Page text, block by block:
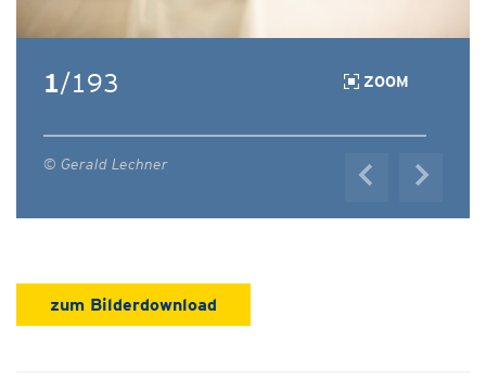
1/193 ZOOM
© Gerald Lechner
zum Bilderdownload